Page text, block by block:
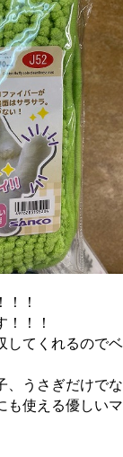
！
！！
してくれるのでベ
、うさぎだけでな
も使える優しいマ